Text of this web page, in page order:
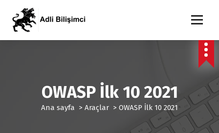
OWASP İlk 10 2021
Ana sayfa > Araçlar > OWASP İlk 10 2021